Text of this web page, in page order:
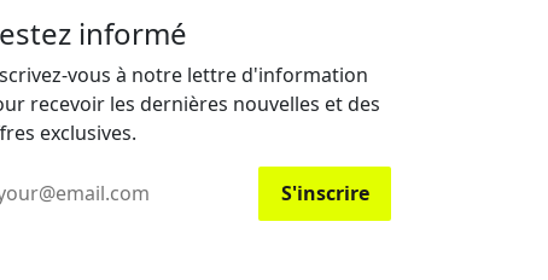
informé
vous à notre lettre d'information
recevoir les dernières nouvelles et des
exclusives.
S'inscrire